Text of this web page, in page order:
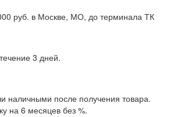
руб. в Москве, МО, до терминала ТК
3 дней.
наличными после получения товара.
на 6 месяцев без %.